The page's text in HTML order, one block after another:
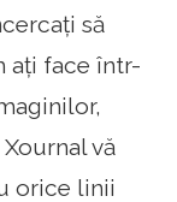
să
ați face într-
vă
orice linii